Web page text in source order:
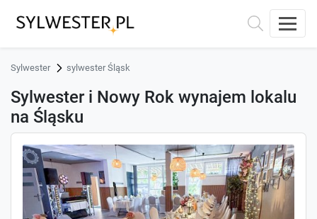
Sylwester sylwester Śląsk
Sylwester i Nowy Rok wynajem lokalu
na Śląsku